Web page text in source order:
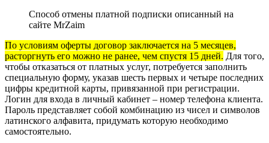
Способ отмены платной подписки описанный на
сайте MrZaim
По условиям оферты договор заключается на 5 месяцев,
расторгнуть его можно не ранее, чем спустя 15 дней. Для того,
чтобы отказаться от платных услуг, потребуется заполнить
специальную форму, указав шесть первых и четыре последних
цифры кредитной карты, привязанной при регистрации.
Логин для входа в личный кабинет – номер телефона клиента.
Пароль представляет собой комбинацию из чисел и символов
латинского алфавита, придумать которую необходимо
самостоятельно.